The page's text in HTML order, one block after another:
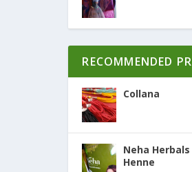
RECOMMENDED
Collana
Neha
Henne